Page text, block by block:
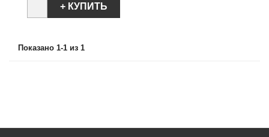
+ КУПИТЬ
Показано 1-1 из 1